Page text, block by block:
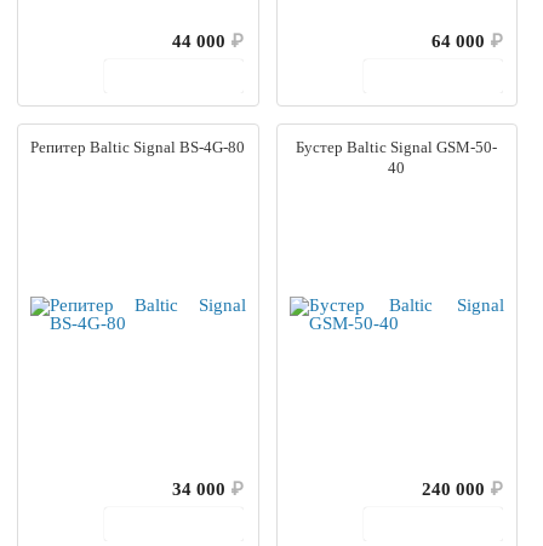
44 000 ₽
64 000 ₽
Репитер Baltic Signal BS-4G-80
34 000 ₽
Бустер Baltic Signal GSM-50-
40
240 000 ₽